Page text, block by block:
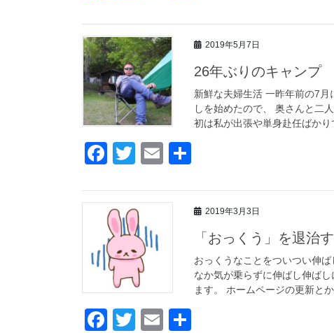
c
e
b
o
o
k
tt
er
ail
2019年5月7日
26年ぶりのキャンプ
新鮮な夫婦生活 一昨年前の7
しを始めたので、 奥さんと二
初は私が出張や単身赴任ばか
F
c
e
b
o
o
k
T
tt
er
E
ail
2019年3月3日
「おっくう」を退治
おっくうなことをついつい伸
なか気が乗らずに伸ばし伸ば
ます。 ホームページの更新と
F
T
E